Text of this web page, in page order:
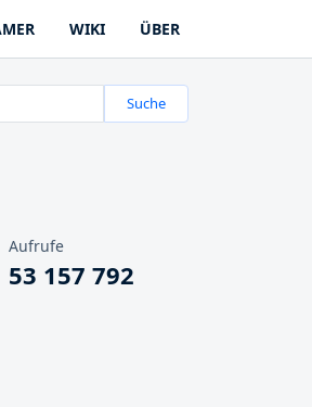
WIKI ÜBER
Suche
Aufrufe
53 157 792